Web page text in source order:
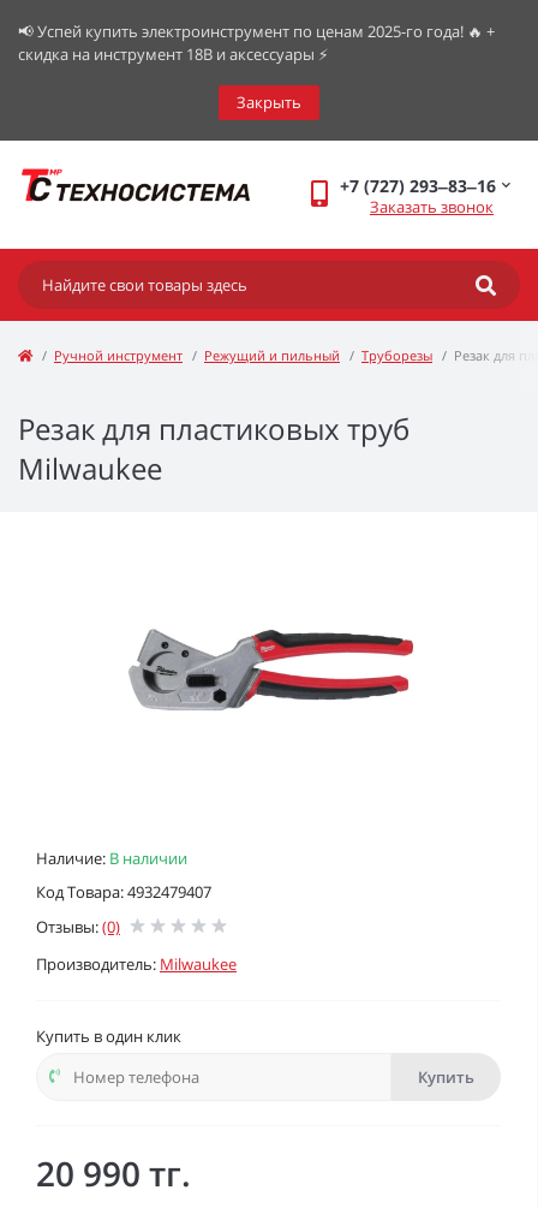
📢 Успей купить электроинструмент по ценам 2025-го года! 🔥 +
скидка на инструмент 18В и аксессуары ⚡️
Закрыть
+7 (727) 293‒83‒16
Заказать звонок
Ручной инструмент Режущий и пильный Труборезы Резак для
Резак для пластиковых труб
Milwaukee
Наличие: В наличии
Код Товара: 4932479407
Отзывы:(0)
Производитель: Milwaukee
Купить в один клик
Купить
20 990 тг.